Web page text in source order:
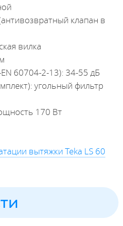
клапан в
вилка
60704-2-13): 34-55 дБ
угольный фильтр
170 Вт
вытяжки Teka LS 60